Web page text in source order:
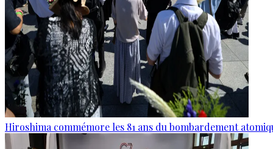
Hiroshima commémore les 81 ans du bombardement